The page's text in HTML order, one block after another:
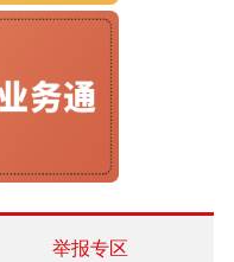
举报专区